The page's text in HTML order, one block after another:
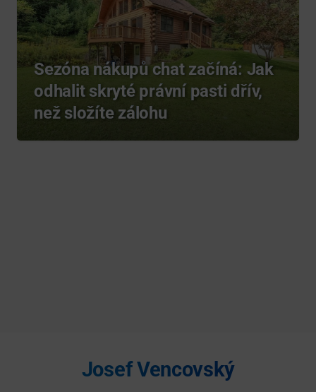
Sezóna nákupů chat začíná: Jak
odhalit skryté právní pasti dřív,
než složíte zálohu
Josef Vencovský